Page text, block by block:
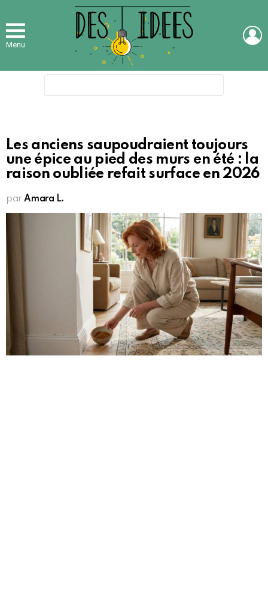
Menu
Les anciens saupoudraient toujours
une épice au pied des murs en été : la
raison oubliée refait surface en 2026
par Amara L.